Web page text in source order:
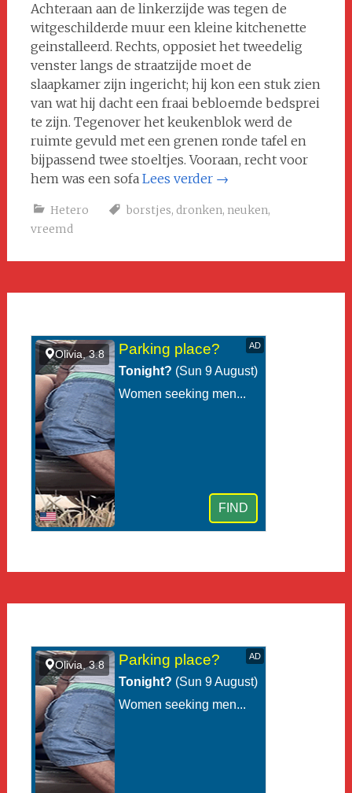
Achteraan aan de linkerzijde was tegen de
witgeschilderde muur een kleine kitchenette
geinstalleerd. Rechts, opposiet het tweedelig
venster langs de straatzijde moet de
slaapkamer zijn ingericht; hij kon een stuk zien
van wat hij dacht een fraai bebloemde bedsprei
te zijn. Tegenover het keukenblok werd de
ruimte gevuld met een grenen ronde tafel en
bijpassend twee stoeltjes. Vooraan, recht voor
hem was een sofa Lees verder →
Hetero borstjes, dronken, neuken,
vreemd